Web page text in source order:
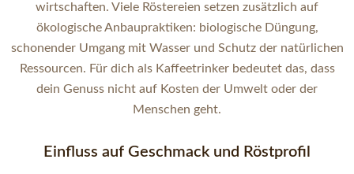
wirtschaften. Viele Röstereien setzen zusätzlich auf
ökologische Anbaupraktiken: biologische Düngung,
schonender Umgang mit Wasser und Schutz der natürlichen
Ressourcen. Für dich als Kaffeetrinker bedeutet das, dass
dein Genuss nicht auf Kosten der Umwelt oder der
Menschen geht.
Einfluss auf Geschmack und Röstprofil